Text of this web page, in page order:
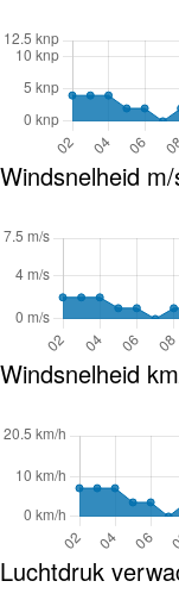
Windsnelheid
Windsnelheid
Luchtdruk